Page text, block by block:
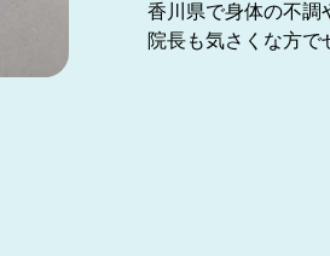
香川県で身体の不調
院長も気さくな方で